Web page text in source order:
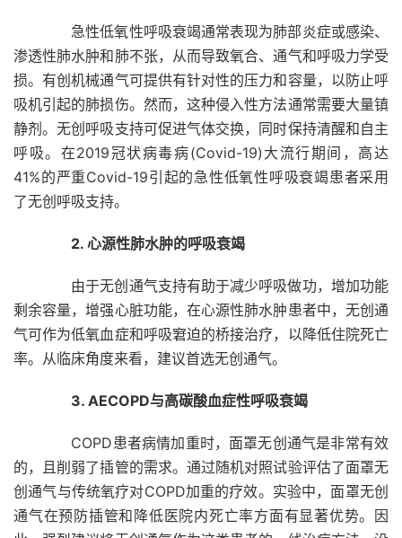
急性低氧性呼吸衰竭通常表现为肺部炎症或感染、
渗透性肺水肿和肺不张，从而导致氧合、通气和呼吸力学受
损。有创机械通气可提供有针对性的压力和容量，以防止呼
吸机引起的肺损伤。然而，这种侵入性方法通常需要大量镇
静剂。无创呼吸支持可促进气体交换，同时保持清醒和自主
呼吸。在2019冠状病毒病(Covid-19)大流行期间，高达
41%的严重Covid-19引起的急性低氧性呼吸衰竭患者采用
了无创呼吸支持。
2. 心源性肺水肿的呼吸衰竭
由于无创通气支持有助于减少呼吸做功，增加功能
剩余容量，增强心脏功能，在心源性肺水肿患者中，无创通
气可作为低氧血症和呼吸窘迫的桥接治疗，以降低住院死亡
率。从临床角度来看，建议首选无创通气。
3. AECOPD与高碳酸血症性呼吸衰竭
COPD患者病情加重时，面罩无创通气是非常有效
的，且削弱了插管的需求。通过随机对照试验评估了面罩无
创通气与传统氧疗对COPD加重的疗效。实验中，面罩无创
通气在预防插管和降低医院内死亡率方面有显著优势。因